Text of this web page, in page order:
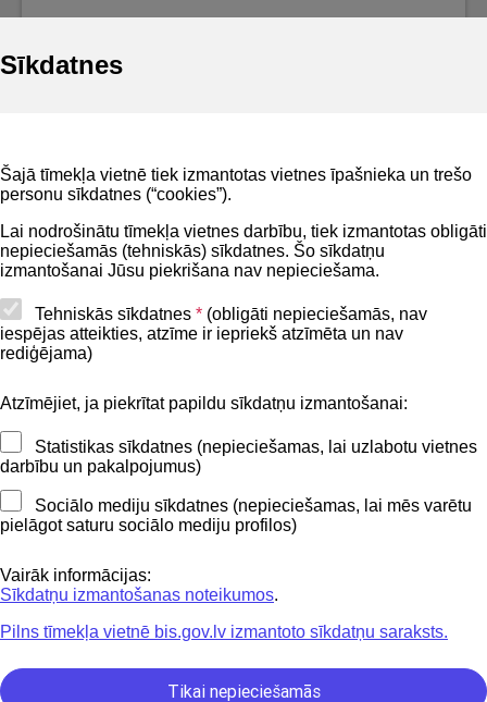
Sīkdatnes
Šajā tīmekļa vietnē tiek izmantotas vietnes īpašnieka un trešo
personu sīkdatnes (“cookies”).
Lai nodrošinātu tīmekļa vietnes darbību, tiek izmantotas obligāti
nepieciešamās (tehniskās) sīkdatnes. Šo sīkdatņu
izmantošanai Jūsu piekrišana nav nepieciešama.
Tehniskās sīkdatnes * (obligāti nepieciešamās, nav
iespējas atteikties, atzīme ir iepriekš atzīmēta un nav
rediģējama)
Atzīmējiet, ja piekrītat papildu sīkdatņu izmantošanai:
Statistikas sīkdatnes (nepieciešamas, lai uzlabotu vietnes
darbību un pakalpojumus)
Sociālo mediju sīkdatnes (nepieciešamas, lai mēs varētu
pielāgot saturu sociālo mediju profilos)
Vairāk informācijas:
Sīkdatņu izmantošanas noteikumos.
Pilns tīmekļa vietnē bis.gov.lv izmantoto sīkdatņu saraksts.
Tikai nepieciešamās
Privātuma politika
Lapas karte
Piekļūstamības paziņojums
Kontakti
BIS atbalsta dienesta tālrunis:
Sekojiet mums
Lejupielādejiet